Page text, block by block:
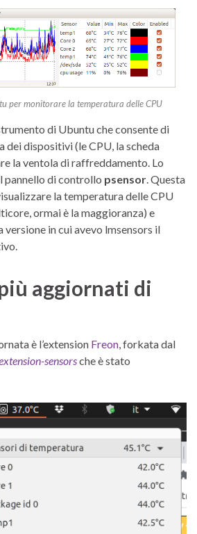
per monitorare la temperatura delle CPU
di Ubuntu che consente di
dei dispositivi (le CPU, la scheda
la ventola di raffreddamento. Lo
pannello di controllo psensor . Questa
la temperatura delle CPU
ormai è la maggioranza) e
versione in cui avevo lmsensors il
aggiornati di
è l’extension Freon , forkata dal
sensorsche è stato